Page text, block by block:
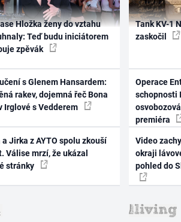
Hložka ženy do vztahu
Teď budu iniciátorem
zpěvák
s Glenem Hansardem:
rakev, dojemná řeč Bona
Irglové s Vedderem
a Jirka z AYTO spolu zkouší
Válise mrzí, že ukázal
stránky
Tank KV-1
zaskočil
Operace
schopnosti
premiéra
Video
okraji
pohled do